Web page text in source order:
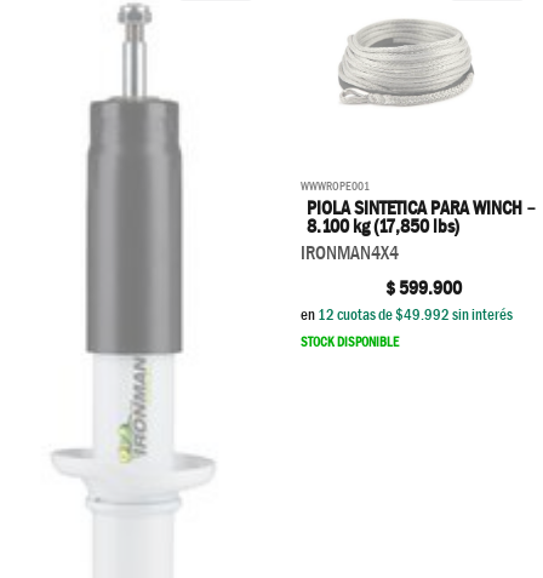
WWWROPE001
PIOLA SINTETICA PARA WINCH –
8.100 kg (17,850 lbs)
IRONMAN4X4
$599.900
en12cuotas de $49.992sin interés
STOCK DISPONIBLE